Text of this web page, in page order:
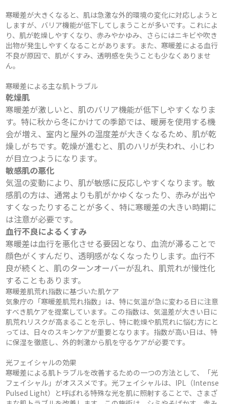
寒暖差が大きくなると、肌は急激な外的環境の変化に対応しようと
しますが、バリア機能が低下してしまうことが多いです。これによ
り、肌が乾燥しやすくなり、赤みやかゆみ、さらにはニキビや吹き
出物が発生しやすくなることがあります。また、寒暖差による血行
不良が原因で、肌がくすみ、透明感を失うことも少なくありませ
ん。
寒暖差による主な肌トラブル
乾燥肌
寒暖差が激しいと、肌のバリア機能が低下しやすくなりま
す。特に秋から冬にかけての季節では、暖房を使用する機
会が増え、室内と屋外の温度差が大きくなるため、肌が乾
燥しがちです。乾燥が進むと、肌のハリが失われ、小じわ
が目立つようになります。
敏感肌の悪化
気温の変動により、肌が敏感に反応しやすくなります。敏
感肌の方は、通常よりも肌がかゆくなったり、赤みが出や
すくなったりすることが多く、特に寒暖差の大きい時期に
は注意が必要です。
血行不良によるくすみ
寒暖差は血行を悪化させる要因となり、血流が滞ることで
顔色がくすんだり、透明感がなくなったりします。血行不
良が続くと、肌のターンオーバーが乱れ、肌荒れが慢性化
することもあります。
寒暖差肌荒れ指数に基づいた肌ケア
気象庁の「寒暖差肌荒れ指数」は、特に気温が急に変わる日に注意
すべき肌ケアを提案しています。この指数は、気温差が大きい日に
肌荒れリスクが高まることを示し、特に乾燥や肌荒れに悩む方にと
っては、日々のスキンケアが重要となります。指数が高い日は、特
に保湿を徹底し、外的刺激から肌を守るケアが必要です。
光フェイシャルの効果
寒暖差による肌トラブルを改善するための一つの方法として、「光
フェイシャル」がオススメです。光フェイシャルは、IPL（Intense
Pulsed Light）と呼ばれる特殊な光を肌に照射することで、さまざ